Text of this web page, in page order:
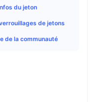
du jeton
de jetons
de la communauté